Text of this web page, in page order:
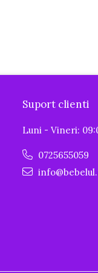
Suport clienti
Luni - Vineri:
0725655059